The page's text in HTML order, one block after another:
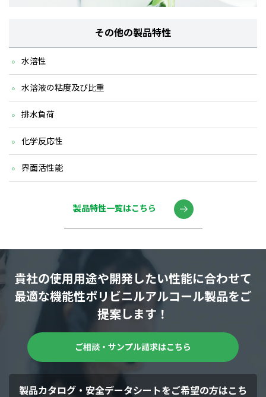
その他の製品特性
水溶性
水溶液の粘度及び比重
排水負荷
化学反応性
界面活性能
製品特性一覧はこちら
貴社の使用用途や開発したい性能に合わせて
最適な機能性ポリビニルアルコール製品をご
提案します！
ご相談・サンプル請求はこちら
製品カタログ・安全データシートをご希望の方はこち